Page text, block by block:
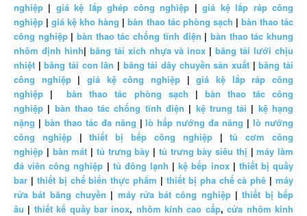
nghiệp | giá kệ lắp ghép công nghiệp |giá kệ lắp ráp công
nghiệp |giá kệ kho hàng |bàn thao tác phòng sạch | bàn thao tác
công nghiệp|bàn thao tác chống tĩnh điện | bàn thao tác khung
nhôm định hình| băng tải xích nhựa và inox |băng tải lưới chịu
nhiệt |băng tải con lăn | băng tải dây chuyền sản xuất |băng tải
công nghiệp|giá kệ công nghiệp |giá kệ lắp ráp công
nghiệp |bàn thao tác phòng sạch | bàn thao tác công
nghiệp | bàn thao tác chống tĩnh điện | kệ trung tải | kệ hạng
nặng | bàn thao tác đa năng |lò hấp nướng đa năng |lò nướng
công nghiệp|thiết bị bếp công nghiệp|tủ cơm công
nghiệp | bàn mát | tủ trưng bày | tủ trưng bày siêu thị |máy làm
đá viên công nghiệp | tủ đông lạnh |kệ bếp inox| thiết bị quầy
bar | thiết bị chế biến thực phẩm | thiết bị pha chế cà phê | máy
rửa bát băng chuyền | máy rửa bát công nghiệp|thiết bị bếp
âu | thiết kế quầy bar inox, nhôm kính cao cấp,cửa nhôm kính